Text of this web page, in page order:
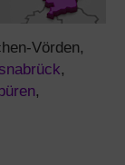
Vörden,
,
,